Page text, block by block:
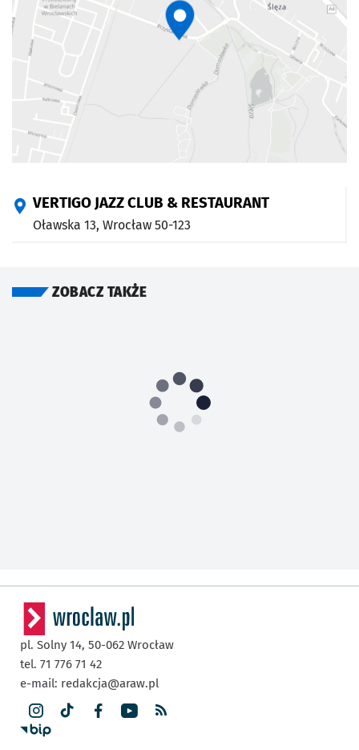
VERTIGO JAZZ CLUB & RESTAURANT
Oławska 13, Wrocław 50-123
ZOBACZ TAKŻE
pl. Solny 14, 50-062 Wrocław
tel. 71 776 71 42
e-mail: redakcja@araw.pl